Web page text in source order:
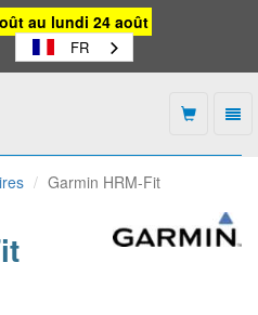
au lundi 24 août
FR
Garmin HRM-Fit